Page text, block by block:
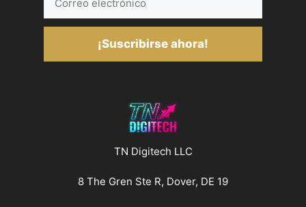
electrónico
¡Suscribirse ahora!
TN Digitech LLC
8 The Gren Ste R, Dover, DE 19